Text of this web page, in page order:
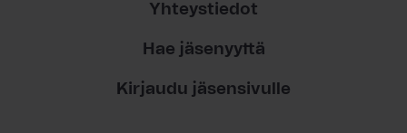
Yhteystiedot
Hae jäsenyyttä
Kirjaudu jäsensivulle